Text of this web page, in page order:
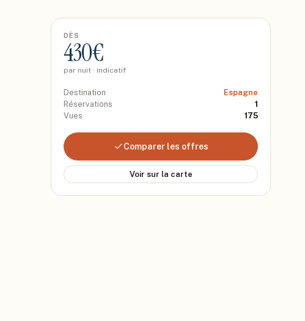
DÈS
430€
par nuit · indicatif
Destination
Espagne
Réservations
1
Vues
175
Comparer les offres
Voir sur la carte